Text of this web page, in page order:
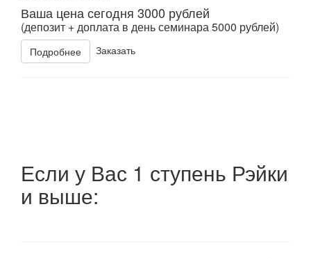
Ваша цена сегодня 3000 рублей
(депозит + доплата в день семинара 5000 рублей)
Подробнее Заказать
Если у Вас 1 ступень Рэйки
и выше: